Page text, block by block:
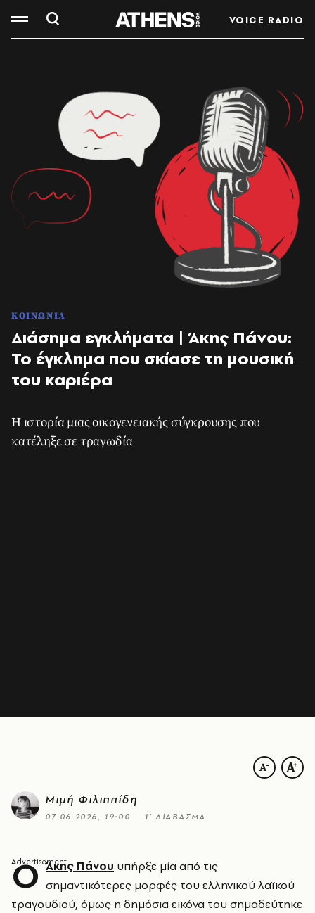
VOICE RADIO
ΚΟΙΝΩΝΙΑ
Διάσημα εγκλήματα | Άκης Πάνου:
Το έγκλημα που σκίασε τη μουσική
του καριέρα
Η ιστορία μιας οικογενειακής σύγκρουσης που
κατέληξε σε τραγωδία
Μιμή Φιλιππίδη
07.06.2026, 19:00 1’ ΔΙΑΒΑΣΜΑ
Ο Άκης Πάνου υπήρξε μία από τις
σημαντικότερες μορφές του ελληνικού λαϊκού
τραγουδιού, όμως η δημόσια εικόνα του σημαδεύτηκε